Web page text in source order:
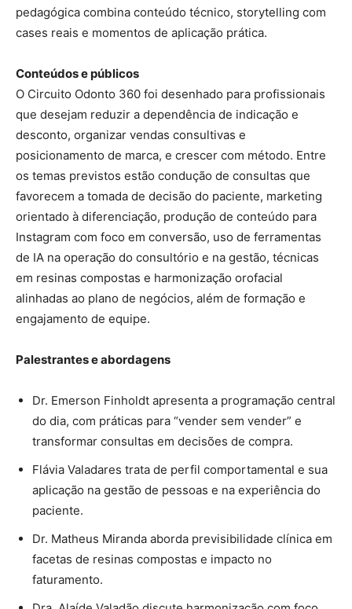
pedagógica combina conteúdo técnico, storytelling com
cases reais e momentos de aplicação prática.
Conteúdos e públicos
O Circuito Odonto 360 foi desenhado para profissionais
que desejam reduzir a dependência de indicação e
desconto, organizar vendas consultivas e
posicionamento de marca, e crescer com método. Entre
os temas previstos estão condução de consultas que
favorecem a tomada de decisão do paciente, marketing
orientado à diferenciação, produção de conteúdo para
Instagram com foco em conversão, uso de ferramentas
de IA na operação do consultório e na gestão, técnicas
em resinas compostas e harmonização orofacial
alinhadas ao plano de negócios, além de formação e
engajamento de equipe.
Palestrantes e abordagens
Dr. Emerson Finholdt apresenta a programação central
do dia, com práticas para “vender sem vender” e
transformar consultas em decisões de compra.
Flávia Valadares trata de perfil comportamental e sua
aplicação na gestão de pessoas e na experiência do
paciente.
Dr. Matheus Miranda aborda previsibilidade clínica em
facetas de resinas compostas e impacto no
faturamento.